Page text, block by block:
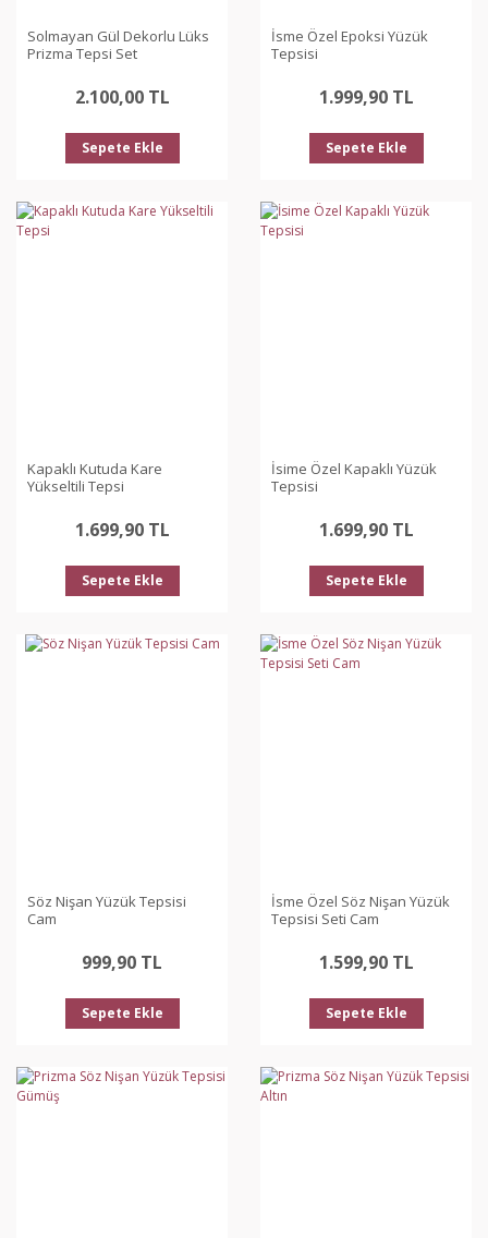
Solmayan Gül Dekorlu Lüks
Prizma Tepsi Set
2.100,00 TL
Sepete Ekle
İsme Özel Epoksi Yüzük
Tepsisi
1.999,90 TL
Sepete Ekle
Kapaklı Kutuda Kare
Yükseltili Tepsi
1.699,90 TL
Sepete Ekle
İsime Özel Kapaklı Yüzük
Tepsisi
1.699,90 TL
Sepete Ekle
Söz Nişan Yüzük Tepsisi
Cam
999,90 TL
Sepete Ekle
İsme Özel Söz Nişan Yüzük
Tepsisi Seti Cam
1.599,90 TL
Sepete Ekle